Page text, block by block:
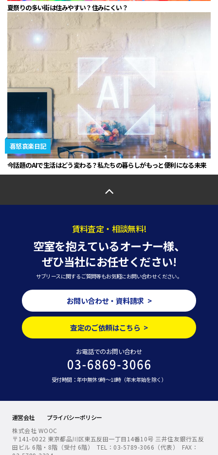
夏祭りの多い街は住みやすい？住みにくい？
喜怒哀楽日記
今話題のAIで生活はどう変わる？私たちの暮らしがもっと便利になる未来
賃料査定・相談無料!
空室を抱えているオーナー様、
ぜひ当社にお任せください!
サブリースに関するご質問等もお気軽にお問い合わせください。
お問い合わせ・資料請求 >
査定のご依頼はこちら >
お電話でのお問い合わせ
受付時間：年中無休 9時～18時（年末年始を除く）
運営会社
プライバシーポリシー
株式会社 WOOC
〒141-0022 東京都品川区東五反田一丁目14番10号 三井住友銀行五反
田ビル 6階・8階（受付 6階） TEL：03-5789-3066（代表） FAX：